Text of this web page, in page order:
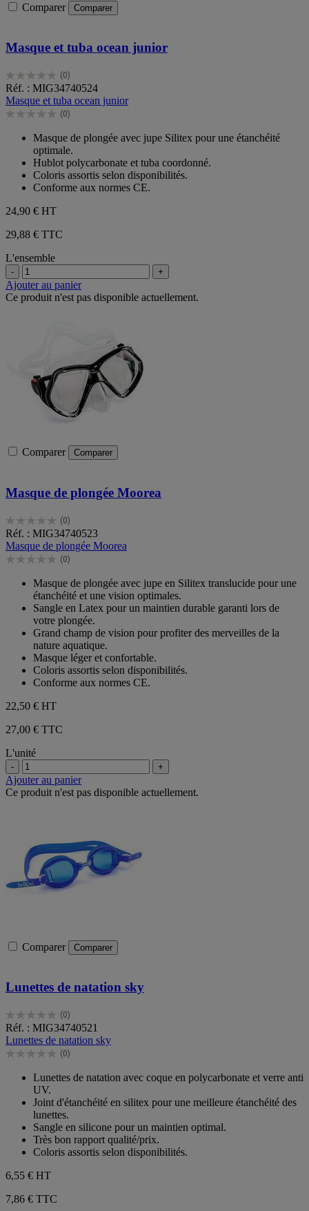
Comparer Comparer
Masque et tuba ocean junior
(0)
0.0
sur
5
étoiles.
Réf. : MIG34740524
Masque et tuba ocean junior
(0)
0.0
étoiles.
Masque de plongée avec jupe Silitex pour une étanchéité
optimale.
Hublot polycarbonate et tuba coordonné.
Coloris assortis selon disponibilités.
Conforme aux normes CE.
24,90 € HT
29,88 € TTC
L'ensemble
- +
Ajouter au panier
Ce produit n'est pas disponible actuellement.
Comparer Comparer
Masque de plongée Moorea
(0)
0.0
sur
5
étoiles.
Réf. : MIG34740523
Masque de plongée Moorea
(0)
0.0
étoiles.
Masque de plongée avec jupe en Silitex translucide pour une
étanchéité et une vision optimales.
Sangle en Latex pour un maintien durable garanti lors de
votre plongée.
Grand champ de vision pour profiter des merveilles de la
nature aquatique.
Masque léger et confortable.
Coloris assortis selon disponibilités.
Conforme aux normes CE.
22,50 € HT
27,00 € TTC
L'unité
- +
Ajouter au panier
Ce produit n'est pas disponible actuellement.
Comparer Comparer
Lunettes de natation sky
(0)
0.0
sur
5
étoiles.
Réf. : MIG34740521
Lunettes de natation sky
(0)
0.0
étoiles.
Lunettes de natation avec coque en polycarbonate et verre anti
UV.
Joint d'étanchéité en silitex pour une meilleure étanchéité des
lunettes.
Sangle en silicone pour un maintien optimal.
Très bon rapport qualité/prix.
Coloris assortis selon disponibilités.
6,55 € HT
7,86 € TTC